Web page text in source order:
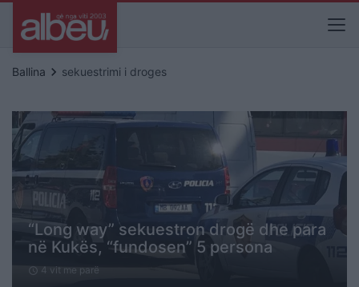
Ballina keyboard_arrow_right sekuestrimi i droges
“Long way” sekuestron drogë dhe para
në Kukës, “fundosen” 5 persona
schedule 4 vit me parë